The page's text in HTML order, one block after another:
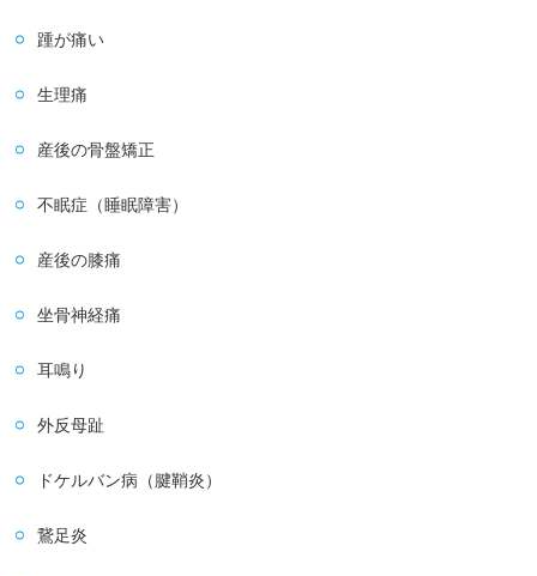
踵が痛い
生理痛
産後の骨盤矯正
不眠症（睡眠障害）
産後の膝痛
坐骨神経痛
耳鳴り
外反母趾
ドケルバン病（腱鞘炎）
鵞足炎